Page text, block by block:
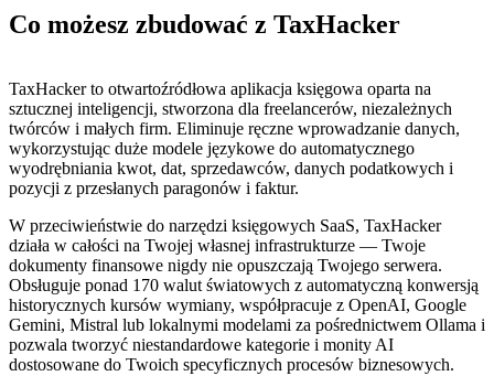
Co możesz zbudować z TaxHacker
TaxHacker to otwartoźródłowa aplikacja księgowa oparta na
sztucznej inteligencji, stworzona dla freelancerów, niezależnych
twórców i małych firm. Eliminuje ręczne wprowadzanie danych,
wykorzystując duże modele językowe do automatycznego
wyodrębniania kwot, dat, sprzedawców, danych podatkowych i
pozycji z przesłanych paragonów i faktur.
W przeciwieństwie do narzędzi księgowych SaaS, TaxHacker
działa w całości na Twojej własnej infrastrukturze — Twoje
dokumenty finansowe nigdy nie opuszczają Twojego serwera.
Obsługuje ponad 170 walut światowych z automatyczną konwersją
historycznych kursów wymiany, współpracuje z OpenAI, Google
Gemini, Mistral lub lokalnymi modelami za pośrednictwem Ollama i
pozwala tworzyć niestandardowe kategorie i monity AI
dostosowane do Twoich specyficznych procesów biznesowych.